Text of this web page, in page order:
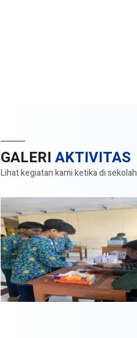
GALERI AKTIVITAS
Lihat kegiatan kami ketika di sekolah